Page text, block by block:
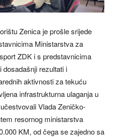
Zenica je prošle srijede
Ministarstva za
ZDK i s predstavnicima
rezultati i
aktivnosti za tekuću
infrastrukturna ulaganja u
Vlada Zeničko-
resornog ministarstva
KM, od čega se zajedno sa